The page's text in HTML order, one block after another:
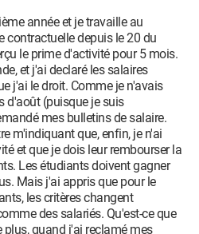
année et je travaille au
contractuelle depuis le 20 du
le prime d'activité pour 5 mois.
et j'ai declaré les salaires
j'ai le droit. Comme je n'avais
d'août (puisque je suis
mes bulletins de salaire.
m'indiquant que, enfin, je n'ai
et que je dois leur rembourser la
Les étudiants doivent gagner
Mais j'ai appris que pour le
les critères changent
des salariés. Qu'est-ce que
quand j'ai reclamé mes